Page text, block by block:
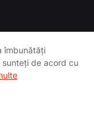
Contact
îmbunătăți
de acord cu